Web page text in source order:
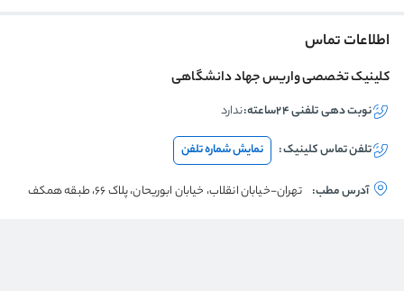
اطلاعات تماس
کلینیک تخصصی واریس جهاد دانشگاهی
نوبت دهی تلفنی ۲۴ساعته: ندارد
تلفن تماسکلینیک: نمایش شماره تلفن
آدرس مطب: تهران-خیابان انقلاب، خیابان ابوریحان، پلاک 66، طبقه همکف